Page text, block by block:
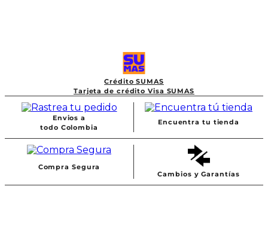
Crédito SUMAS
Tarjeta de crédito Visa SUMAS
Envios a
todo Colombia
Encuentra tu tienda
Compra Segura
Cambios y Garantías